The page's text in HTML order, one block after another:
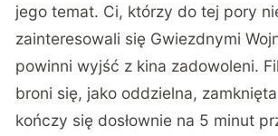
jego temat. Ci, którzy do tej pory
zainteresowali się Gwiezdnymi
powinni wyjść z kina zadowoleni.
broni się, jako oddzielna,
kończy się dosłownie na 5 minut